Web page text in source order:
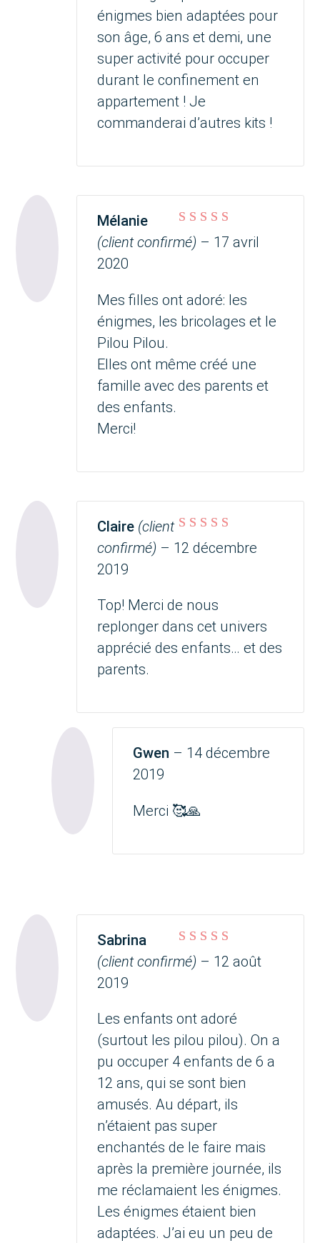
énigmes bien adaptées pour
son âge, 6 ans et demi, une
super activité pour occuper
durant le confinement en
appartement ! Je
commanderai d’autres kits !
Note sur 5
Mélanie
(client confirmé) – 17 avril
2020
Mes filles ont adoré: les
énigmes, les bricolages et le
Pilou Pilou.
Elles ont même créé une
famille avec des parents et
des enfants.
Merci!
Note sur 5
Claire (client
confirmé) – 12 décembre
2019
Top! Merci de nous
replonger dans cet univers
apprécié des enfants… et des
parents.
Gwen – 14 décembre
2019
Merci 🥰🙏
Note sur 5
Sabrina
(client confirmé) – 12 août
2019
Les enfants ont adoré
(surtout les pilou pilou). On a
pu occuper 4 enfants de 6 a
12 ans, qui se sont bien
amusés. Au départ, ils
n’étaient pas super
enchantés de le faire mais
après la première journée, ils
me réclamaient les énigmes.
Les énigmes étaient bien
adaptées. J’ai eu un peu de